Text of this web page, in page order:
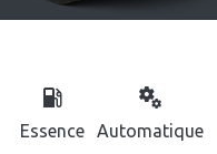
local_gas_station
Essence
miscellaneous_services
Automatique